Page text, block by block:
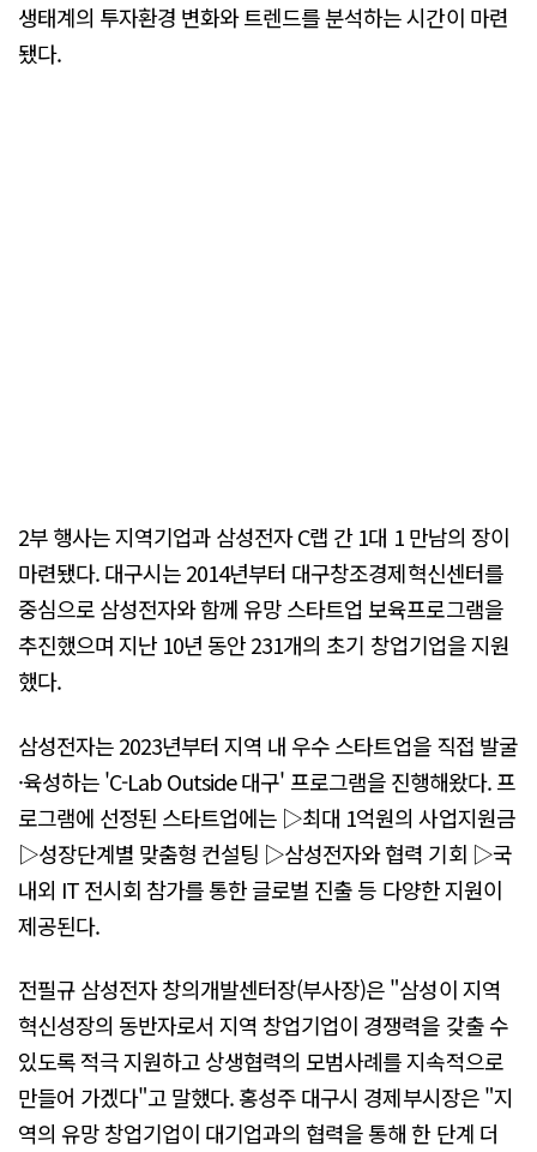
생태계의 투자환경 변화와 트렌드를 분석하는 시간이 마련
됐다.
2부 행사는 지역기업과 삼성전자 C랩 간 1대 1 만남의 장이
마련됐다. 대구시는 2014년부터 대구창조경제혁신센터를
중심으로 삼성전자와 함께 유망 스타트업 보육프로그램을
추진했으며 지난 10년 동안 231개의 초기 창업기업을 지원
했다.
삼성전자는 2023년부터 지역 내 우수 스타트업을 직접 발굴
·육성하는 'C-Lab Outside 대구' 프로그램을 진행해왔다. 프
로그램에 선정된 스타트업에는 ▷최대 1억원의 사업지원금
▷성장단계별 맞춤형 컨설팅 ▷삼성전자와 협력 기회 ▷국
내외 IT 전시회 참가를 통한 글로벌 진출 등 다양한 지원이
제공된다.
전필규 삼성전자 창의개발센터장(부사장)은 "삼성이 지역
혁신성장의 동반자로서 지역 창업기업이 경쟁력을 갖출 수
있도록 적극 지원하고 상생협력의 모범사례를 지속적으로
만들어 가겠다"고 말했다. 홍성주 대구시 경제부시장은 "지
역의 유망 창업기업이 대기업과의 협력을 통해 한 단계 더